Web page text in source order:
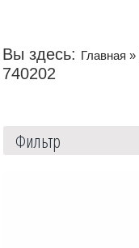
Вы здесь: Главная »
740202
Фильтр